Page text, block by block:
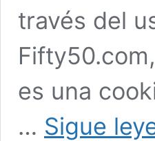
través del
es una
… Sigue